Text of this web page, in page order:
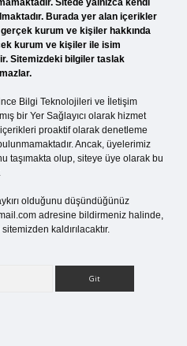
Sitede yalnızca kendi
Burada yer alan içerikler
kurum ve kişiler hakkında
kurum ve kişiler ile isim
Sitemizdeki bilgiler taslak
Bilgi Teknolojileri ve İletişim
bir Yer Sağlayıcı olarak hizmet
proaktif olarak denetleme
Ancak, üyelerimiz
taşımakta olup, siteye üye olarak bu
olduğunu düşündüğünüz
adresine bildirmeniz halinde,
kaldırılacaktır.